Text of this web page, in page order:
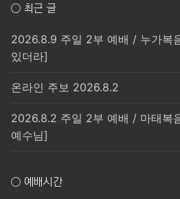
○ 최근 글
2026.8.9 주일 2부 예배 / 누가복
있더라]
온라인 주보 2026.8.2
2026.8.2 주일 2부 예배 / 마태복
예수님]
○ 예배시간